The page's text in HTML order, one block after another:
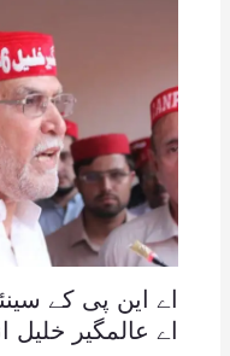
اے این پی کے
اے عالمگیر خلیل